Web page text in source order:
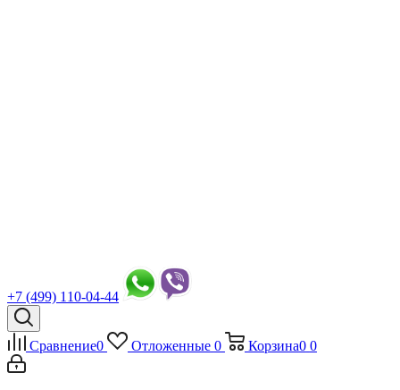
+7 (499) 110-04-44
Сравнение0 Отложенные 0 Корзина0 0